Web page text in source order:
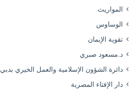
المواريث
الوساوس
تقوية الإيمان
د.مسعود صبري
دائرة الشؤون الإسلامية والعمل الخيري بدبي
دار الإفتاء المصرية